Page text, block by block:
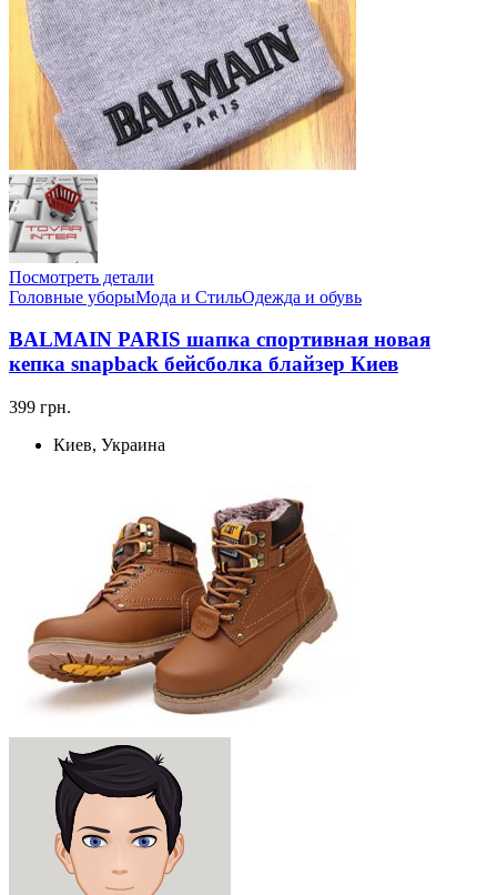
Посмотреть детали
Головные уборыМода и СтильОдежда и обувь
BALMAIN PARIS шапка спортивная новая
кепка snapback бейсболка блайзер Киев
399 грн.
Киев, Украина